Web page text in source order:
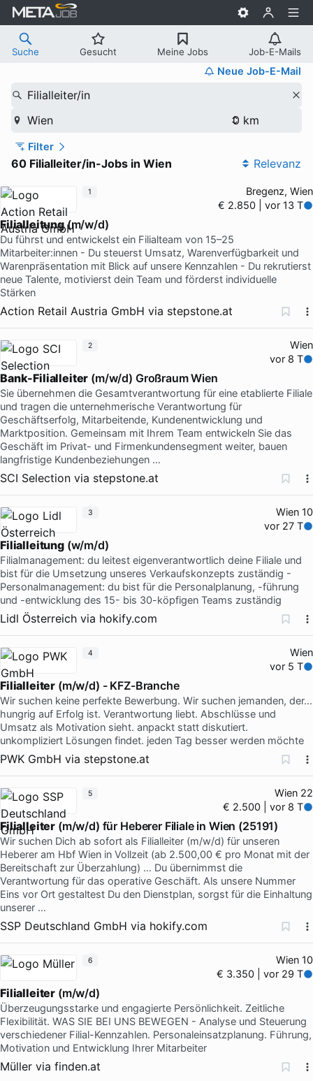
Suche Gesucht Meine Jobs Job-E-Mails
Neue Job-E-Mail
Filialleiter/in
Wien
Filter
60 Filialleiter/in-Jobs in Wien Relevanz
Bregenz, Wien
€ 2.850 | vor 13 T
Filialleitung(m/w/d)
Du führst und entwickelst ein Filialteam von 15–25
Mitarbeiter:innen - Du steuerst Umsatz, Warenverfügbarkeit und
Warenpräsentation mit Blick auf unsere Kennzahlen - Du rekrutierst
neue Talente, motivierst dein Team und förderst individuelle
Stärken
Action Retail Austria GmbH via stepstone.at
1
Wien
vor 8 T
Bank-Filialleiter (m/w/d) Großraum Wien
Sie übernehmen die Gesamtverantwortung für eine etablierte Filiale
und tragen die unternehmerische Verantwortung für
Geschäftserfolg, Mitarbeitende, Kundenentwicklung und
Marktposition. Gemeinsam mit Ihrem Team entwickeln Sie das
Geschäft im Privat- und Firmenkundensegment weiter, bauen
langfristige Kundenbeziehungen …
SCI Selection via stepstone.at
2
Wien 10
vor 27 T
Filialleitung(w/m/d)
Filialmanagement: du leitest eigenverantwortlich deine Filiale und
bist für die Umsetzung unseres Verkaufskonzepts zuständig -
Personalmanagement: du bist für die Personalplanung, -führung
und -entwicklung des 15- bis 30-köpfigen Teams zuständig
Lidl Österreich via hokify.com
3
Wien
vor 5 T
Filialleiter (m/w/d) - KFZ-Branche
Wir suchen keine perfekte Bewerbung. Wir suchen jemanden, der...
hungrig auf Erfolg ist. Verantwortung liebt. Abschlüsse und
Umsatz als Motivation sieht. anpackt statt diskutiert.
unkompliziert Lösungen findet. jeden Tag besser werden möchte
PWK GmbH via stepstone.at
4
Wien 22
€ 2.500 | vor 8 T
Filialleiter (m/w/d) für Heberer Filiale in Wien (25191)
Wir suchen Dich ab sofort als Filialleiter (m/w/d) für unseren
Heberer am Hbf Wien in Vollzeit (ab 2.500,00 € pro Monat mit der
Bereitschaft zur Überzahlung) … Du übernimmst die
Verantwortung für das operative Geschäft. Als unsere Nummer
Eins vor Ort gestaltest Du den Dienstplan, sorgst für die Einhaltung
unserer …
SSP Deutschland GmbH via hokify.com
5
Wien 10
€ 3.350 | vor 29 T
Filialleiter (m/w/d)
Überzeugungsstarke und engagierte Persönlichkeit. Zeitliche
Flexibilität. WAS SIE BEI UNS BEWEGEN - Analyse und Steuerung
verschiedener Filial-Kennzahlen. Personaleinsatzplanung. Führung,
Motivation und Entwicklung Ihrer Mitarbeiter
Müller via finden.at
6